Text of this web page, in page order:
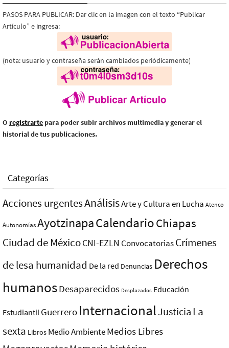
PASOS PARA PUBLICAR: Dar clic en la imagen con el texto “Publicar
Artículo” e ingresa:
(nota: usuario y contraseña serán cambiados periódicamente)
O registrarte para poder subir archivos multimedia y generar el
historial de tus publicaciones.
Categorías
Acciones urgentesAnálisisArte y Cultura en Lucha Atenco
AutonomíasAyotzinapaCalendarioChiapas
Ciudad de MéxicoCNI-EZLN ConvocatoriasCrímenes
de lesa humanidad De la red Denuncias Derechos
humanosDesaparecidos Desplazados Educación
Estudiantil Guerrero InternacionalJusticia La
sexta Libros Medio AmbienteMedios Libres